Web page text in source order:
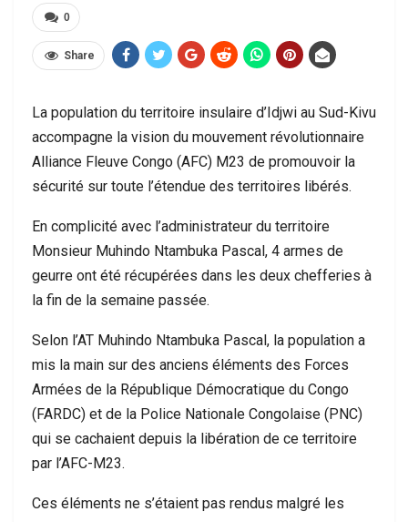
0
Share
La population du territoire insulaire d’Idjwi au Sud-Kivu
accompagne la vision du mouvement révolutionnaire
Alliance Fleuve Congo (AFC) M23 de promouvoir la
sécurité sur toute l’étendue des territoires libérés.
En complicité avec l’administrateur du territoire
Monsieur Muhindo Ntambuka Pascal, 4 armes de
geurre ont été récupérées dans les deux chefferies à
la fin de la semaine passée.
Selon l’AT Muhindo Ntambuka Pascal, la population a
mis la main sur des anciens éléments des Forces
Armées de la République Démocratique du Congo
(FARDC) et de la Police Nationale Congolaise (PNC)
qui se cachaient depuis la libération de ce territoire
par l’AFC-M23.
Ces éléments ne s’étaient pas rendus malgré les